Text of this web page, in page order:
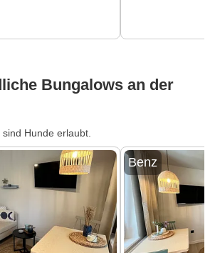
Bungalows an der
Hunde erlaubt.
Benz